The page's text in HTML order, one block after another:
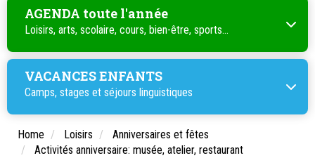
AGENDA toute l'année
Loisirs, arts, scolaire, cours, bien-être, sports...
VACANCES ENFANTS
Camps, stages et séjours linguistiques
Home Loisirs
Anniversaires et fêtes
Activités anniversaire: musée, atelier, restaurant